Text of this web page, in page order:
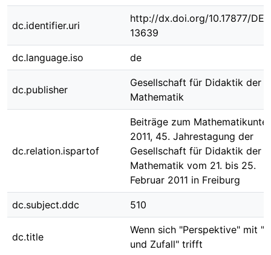
dc.identifier.uri
http://dx.doi.org/10.17877/
13639
dc.language.iso de
dc.publisher
Gesellschaft für Didaktik der
Mathematik
dc.relation.ispartof
Beiträge zum
2011, 45. Jahrestagung der
Gesellschaft für Didaktik der
Mathematik vom 21. bis 25.
Februar 2011 in Freiburg
dc.subject.ddc 510
dc.title
Wenn sich "Perspektive" mit
und Zufall" trifft